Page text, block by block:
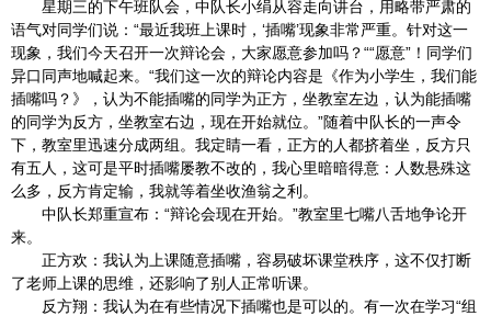
星期三的下午班队会，中队长小绢从容走向讲台，用略带严肃的
语气对同学们说：“最近我班上课时，‘插嘴’现象非常严重。针对这一
现象，我们今天召开一次辩论会，大家愿意参加吗？““愿意”！同学们
异口同声地喊起来。“我们这一次的辩论内容是《作为小学生，我们能
插嘴吗？》，认为不能插嘴的同学为正方，坐教室左边，认为能插嘴
的同学为反方，坐教室右边，现在开始就位。”随着中队长的一声令
下，教室里迅速分成两组。我定睛一看，正方的人都挤着坐，反方只
有五人，这可是平时插嘴屡教不改的，我心里暗暗得意：人数悬殊这
么多，反方肯定输，我就等着坐收渔翁之利。
中队长郑重宣布：“辩论会现在开始。”教室里七嘴八舌地争论开
来。
正方欢：我认为上课随意插嘴，容易破坏课堂秩序，这不仅打断
了老师上课的思维，还影响了别人正常听课。
反方翔：我认为在有些情况下插嘴也是可以的。有一次在学习“组